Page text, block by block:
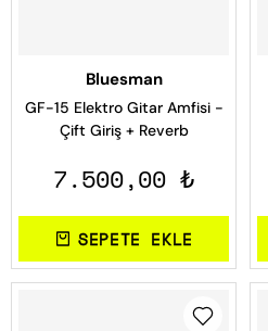
Bluesman
GF-15 Elektro Gitar Amfisi -
Çift Giriş + Reverb
7.500,00 ₺
SEPETE EKLE